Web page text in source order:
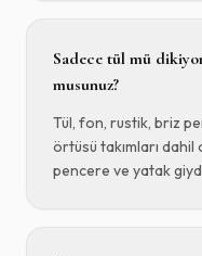
Sadece tül mü
musunuz?
Tül, fon, rustik, briz
örtüsü takımları
pencere ve yatak